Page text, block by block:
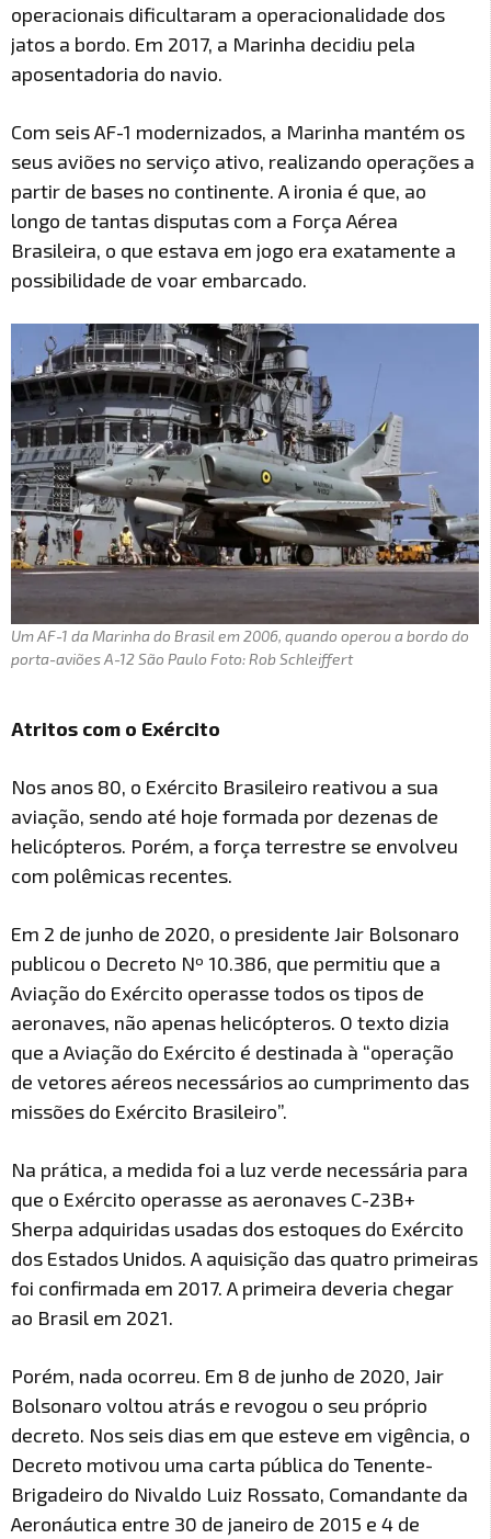
operacionais dificultaram a operacionalidade dos
jatos a bordo. Em 2017, a Marinha decidiu pela
aposentadoria do navio.
Com seis AF-1 modernizados, a Marinha mantém os
seus aviões no serviço ativo, realizando operações a
partir de bases no continente. A ironia é que, ao
longo de tantas disputas com a Força Aérea
Brasileira, o que estava em jogo era exatamente a
possibilidade de voar embarcado.
Um AF-1 da Marinha do Brasil em 2006, quando operou a bordo do
porta-aviões A-12 São Paulo Foto: Rob Schleiffert
Atritos com o Exército
Nos anos 80, o Exército Brasileiro reativou a sua
aviação, sendo até hoje formada por dezenas de
helicópteros. Porém, a força terrestre se envolveu
com polêmicas recentes.
Em 2 de junho de 2020, o presidente Jair Bolsonaro
publicou o Decreto Nº 10.386, que permitiu que a
Aviação do Exército operasse todos os tipos de
aeronaves, não apenas helicópteros. O texto dizia
que a Aviação do Exército é destinada à “operação
de vetores aéreos necessários ao cumprimento das
missões do Exército Brasileiro”.
Na prática, a medida foi a luz verde necessária para
que o Exército operasse as aeronaves C-23B+
Sherpa adquiridas usadas dos estoques do Exército
dos Estados Unidos. A aquisição das quatro primeiras
foi confirmada em 2017. A primeira deveria chegar
ao Brasil em 2021.
Porém, nada ocorreu. Em 8 de junho de 2020, Jair
Bolsonaro voltou atrás e revogou o seu próprio
decreto. Nos seis dias em que esteve em vigência, o
Decreto motivou uma carta pública do Tenente-
Brigadeiro do Nivaldo Luiz Rossato, Comandante da
Aeronáutica entre 30 de janeiro de 2015 e 4 de